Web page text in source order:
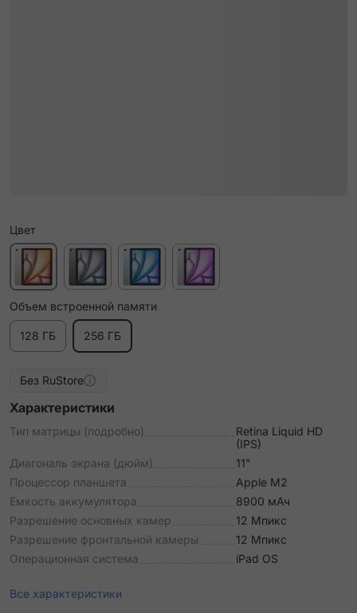
Цвет
Объем встроенной памяти
128 ГБ 256 ГБ
Без RuStore
Характеристики
Тип матрицы (подробно)
Retina Liquid HD
(IPS)
Диагональ экрана (дюйм)
11"
Процессор планшета
Apple М2
Емкость аккумулятора
8900 мАч
Разрешение основных камер
12 Мпикс
Разрешение фронтальной камеры
12 Мпикс
Операционная система
iPad OS
Все характеристики